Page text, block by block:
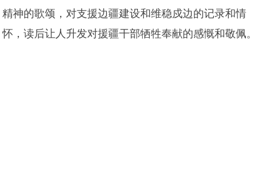
精神的歌颂，对支援边疆建设和维稳戍边的记录和情
怀，读后让人升发对援疆干部牺牲奉献的感慨和敬佩。